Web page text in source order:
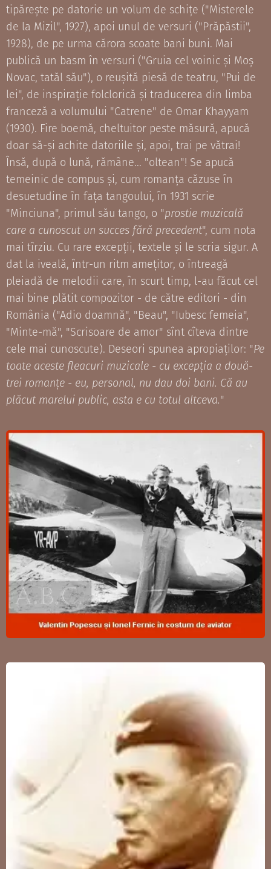
tipărește pe datorie un volum de schițe ("Misterele
de la Mizil", 1927), apoi unul de versuri ("Prăpăstii",
1928), de pe urma cărora scoate bani buni. Mai
publică un basm în versuri ("Gruia cel voinic și Moș
Novac, tatăl său"), o reușită piesă de teatru, "Pui de
lei", de inspirație folclorică și traducerea din limba
franceză a volumului "Catrene" de Omar Khayyam
(1930). Fire boemă, cheltuitor peste măsură, apucă
doar să-și achite datoriile și, apoi, trai pe vătrai!
Însă, după o lună, rămâne... "oltean"! Se apucă
temeinic de compus și, cum romanța căzuse în
desuetudine în fața tangoului, în 1931 scrie
"Minciuna", primul său tango, o "prostie muzicală
care a cunoscut un succes fără precedent", cum nota
mai tîrziu. Cu rare excepții, textele și le scria sigur. A
dat la iveală, într-un ritm amețitor, o întreagă
pleiadă de melodii care, în scurt timp, l-au făcut cel
mai bine plătit compozitor - de către editori - din
România ("Adio doamnă", "Beau", "Iubesc femeia",
"Minte-mă", "Scrisoare de amor" sînt cîteva dintre
cele mai cunoscute). Deseori spunea apropiaților: "Pe
toate aceste fleacuri muzicale - cu excepția a două-
trei romanțe - eu, personal, nu dau doi bani. Că au
plăcut marelui public, asta e cu totul altceva."